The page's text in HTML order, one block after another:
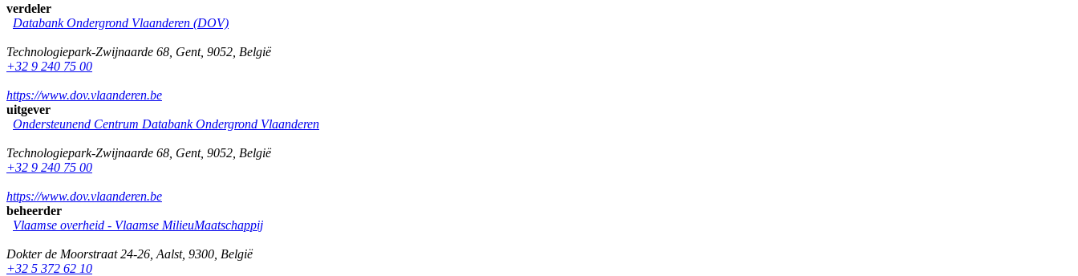
verdeler
Databank Ondergrond Vlaanderen (DOV)
Technologiepark-Zwijnaarde 68 Gent, 9052 België
+32 9 240 75 00
https://www.dov.vlaanderen.be
uitgever
Ondersteunend Centrum Databank Ondergrond Vlaanderen
Technologiepark-Zwijnaarde 68 Gent, 9052 België
+32 9 240 75 00
https://www.dov.vlaanderen.be
beheerder
Vlaamse overheid - Vlaamse MilieuMaatschappij
Dokter de Moorstraat 24-26 Aalst, 9300 België
+32 5 372 62 10